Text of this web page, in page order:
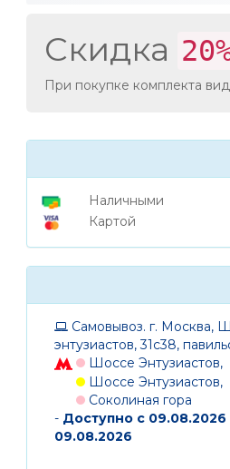
Скидка
При покупке комплекта
Наличными
Картой
Самовывоз. г. Москва,
энтузиастов, 31с38,
Шоссе Энтузиастов,
Шоссе Энтузиастов,
Соколиная гора
- Доступно с 09.08.2026
09.08.2026